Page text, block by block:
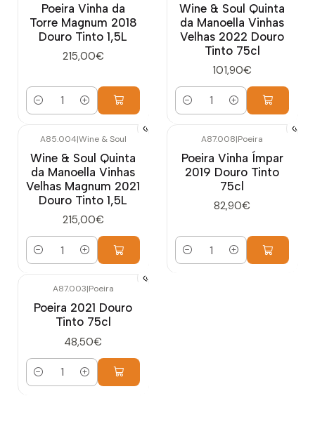
Poeira Vinha da
Torre Magnum 2018
Douro Tinto 1,5L
215,00€
Quantidade
Wine & Soul Quinta
da Manoella Vinhas
Velhas 2022 Douro
Tinto 75cl
101,90€
Quantidade
A85.004|Wine & Soul
Wine & Soul Quinta
da Manoella Vinhas
Velhas Magnum 2021
Douro Tinto 1,5L
215,00€
Quantidade
A87.008|Poeira
Poeira Vinha Ímpar
2019 Douro Tinto
75cl
82,90€
Quantidade
A87.003|Poeira
Poeira 2021 Douro
Tinto 75cl
48,50€
Quantidade